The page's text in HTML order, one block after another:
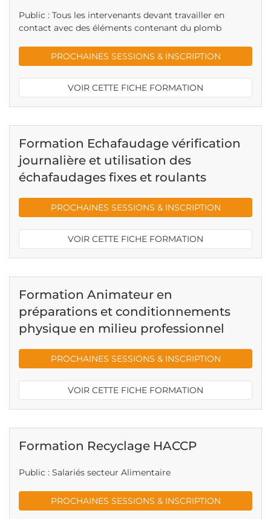
Public : Tous les intervenants devant travailler en
contact avec des éléments contenant du plomb
PROCHAINES SESSIONS & INSCRIPTION
VOIR CETTE FICHE FORMATION
Formation Echafaudage vérification
journalière et utilisation des
échafaudages fixes et roulants
PROCHAINES SESSIONS & INSCRIPTION
VOIR CETTE FICHE FORMATION
Formation Animateur en
préparations et conditionnements
physique en milieu professionnel
PROCHAINES SESSIONS & INSCRIPTION
VOIR CETTE FICHE FORMATION
Formation Recyclage HACCP
Public : Salariés secteur Alimentaire
PROCHAINES SESSIONS & INSCRIPTION